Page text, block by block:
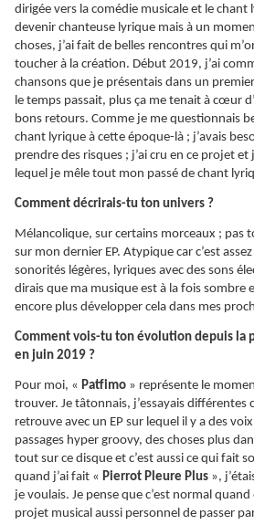
dirigée vers la comédie musicale et le
devenir chanteuse lyrique mais à un
choses, j’ai fait de belles rencontres qui
toucher à la création. Début 2019, j’ai
chansons que je présentais dans un
le temps passait, plus ça me tenait à cœur
bons retours. Comme je me questionnais
chant lyrique à cette époque-là ; j’avais
prendre des risques ; j’ai cru en ce projet et
lequel je mêle tout mon passé de chant
Comment décrirais-tu ton univers ?
Mélancolique, sur certains morceaux ;
sur mon dernier EP. Atypique car c’est
sonorités légères, lyriques avec des sons
dirais que ma musique est à la fois sombre
encore plus développer cela dans mes
Comment vois-tu ton évolution depuis la
en juin 2019 ?
Pour moi, « Patfimo » représente le
trouver. Je tâtonnais, j’essayais différentes
retrouve avec un EP sur lequel il y a des
passages hyper groovy, des choses plus
tout sur ce disque et c’est aussi ce qui fait
quand j’ai fait « Pierrot Pleure Plus »,
je voulais. Je pense que c’est normal
projet musical aussi personnel de passer